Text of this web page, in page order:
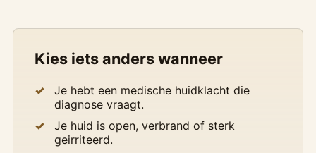
Kies iets anders wanneer
Je hebt een medische huidklacht die
diagnose vraagt.
Je huid is open, verbrand of sterk
geirriteerd.